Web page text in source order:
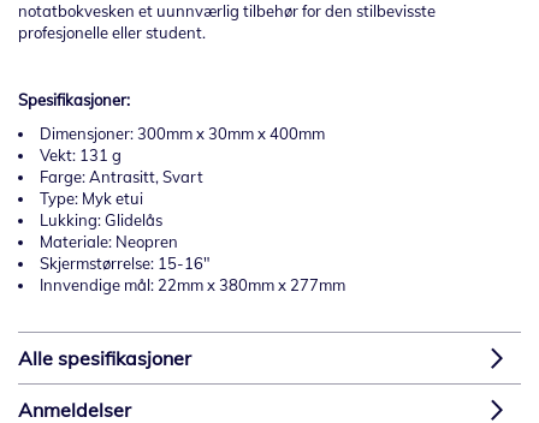
notatbokvesken et uunnværlig tilbehør for den stilbevisste
profesjonelle eller student.
Spesifikasjoner:
Dimensjoner: 300mm x 30mm x 400mm
Vekt: 131 g
Farge: Antrasitt, Svart
Type: Myk etui
Lukking: Glidelås
Materiale: Neopren
Skjermstørrelse: 15-16"
Innvendige mål: 22mm x 380mm x 277mm
Alle spesifikasjoner
Anmeldelser